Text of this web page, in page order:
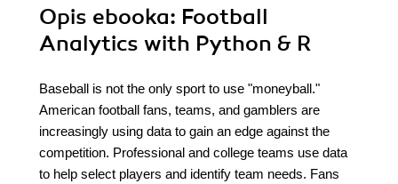
Opis ebooka: Football
Analytics with Python & R
Baseball is not the only sport to use "moneyball."
American football fans, teams, and gamblers are
increasingly using data to gain an edge against the
competition. Professional and college teams use data
to help select players and identify team needs. Fans